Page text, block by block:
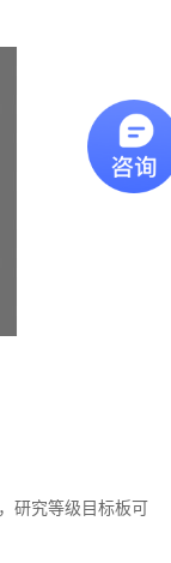
研究等级目标板可